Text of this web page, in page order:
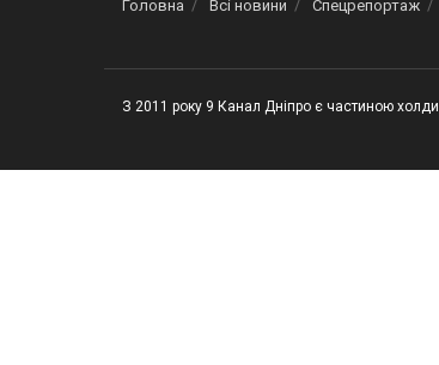
Головна Всі новини Спецрепортаж
З 2011 року 9 Канал Дніпро є частиною